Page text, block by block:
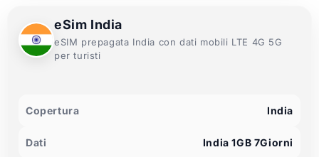
eSim India
eSIM prepagata India con dati mobili LTE 4G 5G
per turisti
Copertura India
Dati India 1GB 7Giorni